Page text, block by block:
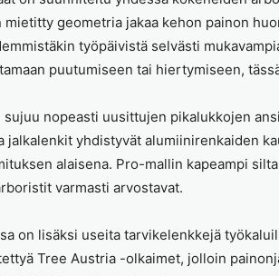
geometria jakaa kehon painon
työpäivistä selvästi
puutumiseen tai hiertymiseen,
nopeasti uusittujen pikalukkojen
jalkalenkit yhdistyvät alumiinirenkaiden
alaisena. Pro-mallin kapeampi
varmasti arvostavat.
on lisäksi useita tarvikelenkkejä
Tree Austria -olkaimet, jolloin